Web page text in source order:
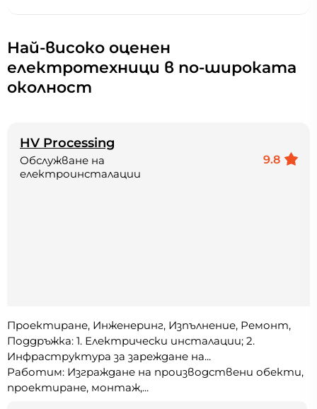
Най-високо оценен
електротехници в по-широката
околност
HV Processing
9.8
Обслужване на
електроинсталации
Проектиране, Инженеринг, Изпълнение, Ремонт,
Поддръжка: 1. Електрически инсталации; 2.
Инфраструктура за зареждане на...
Работим: Изграждане на производствени обекти,
проектиране, монтаж,...